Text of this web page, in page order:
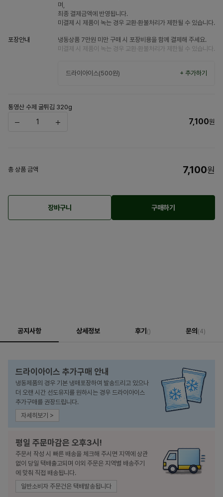
며,
최종 결제금액에 반영됩니다.
미결제 시 제품이 녹는 경우 교환·환불처리가 제한될 수 있습니다.
포장안내
냉동상품 7만원 미만 구매 시 포장비용을 함께 결제해 주세요.
미결제 시 제품이 녹는 경우 교환·환불처리가 제한될 수 있습니다.
드라이아이스(500원) + 추가하기
통영산 수제 굴튀김 320g
7,100원
총 상품 금액 7,100원
장바구니 구매하기
공지사항 상세정보 후기 () 문의 (4)
드라이아이스 추가구매 안내
냉동제품의 경우 기본 냉매포장하여 발송드리고 있으나
더 오랜 시간 선도유지를 원하시는 경우 드라이아이스
추가구매를 권장드립니다.
자세히보기 >
평일 주문마감은 오후3시!
주문서 작성 시 빠른 배송을 체크해 주시면 지역에 상관
없이 당일 택배출고되며 이외 주문은 지역별 배송주기
에 맞춰 직접 배송됩니다.
일반소비자 주문건은 택배발송됩니다